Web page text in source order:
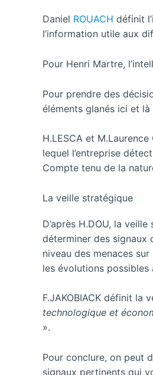
Daniel ROUACH définit
l’information utile aux
Pour Henri Martre,
Pour prendre des
éléments glanés ici et
H.LESCA et
lequel l’entreprise
Compte tenu de la
La veille stratégique
D’après H.DOU, la
déterminer des signaux
niveau des menaces
les évolutions possibles
F.JAKOBIACK définit la
technologique et
».
Pour conclure, on peut
signaux pertinents qui